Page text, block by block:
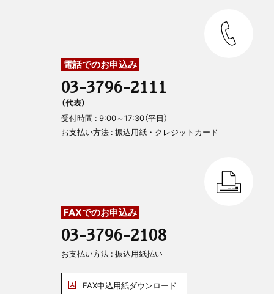
電話でのお申込み
03-3796-2111
（代表）
受付時間 : 9:00～17:30（平日）
お支払い方法 : 振込用紙・クレジットカード
FAXでのお申込み
03-3796-2108
お支払い方法 : 振込用紙払い
FAX申込用紙ダウンロード